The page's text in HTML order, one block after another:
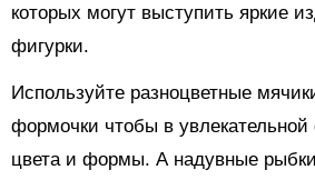
которых могут выступить яркие
фигурки.
Используйте разноцветные
формочки чтобы в
цвета и формы. А надувные